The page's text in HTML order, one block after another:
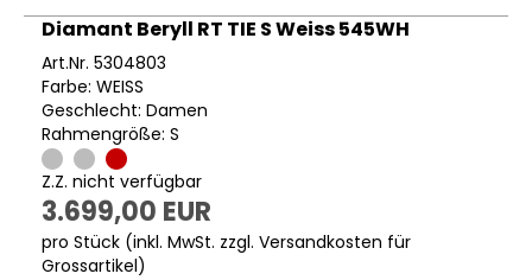
Diamant Beryll RT TIE S Weiss 545WH
Art.Nr. 5304803
Farbe: WEISS
Geschlecht: Damen
Rahmengröße: S
Z.Z. nicht verfügbar
3.699,00 EUR
pro Stück (inkl. MwSt. zzgl. Versandkosten für
Grossartikel)